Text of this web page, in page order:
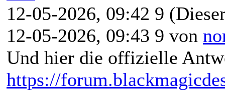
12-05-2026, 09:42 9
12-05-2026, 09:43 9 von
Und hier die offizielle
https://